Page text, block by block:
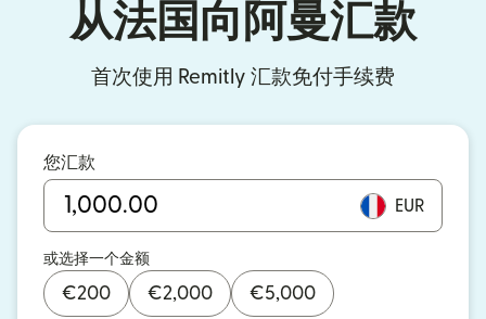
从法国向阿曼汇款
首次使用 Remitly 汇款免付手续费
您汇款
EUR
或选择一个金额
€200 €2,000 €5,000